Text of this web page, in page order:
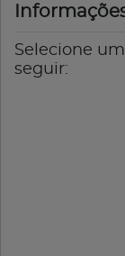
Selecione
seguir: